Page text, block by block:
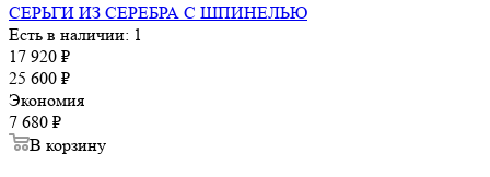
СЕРЬГИ ИЗ СЕРЕБРА С ШПИНЕЛЬЮ
Есть в наличии: 1
17 920 ₽
25 600 ₽
Экономия
7 680 ₽
В корзину